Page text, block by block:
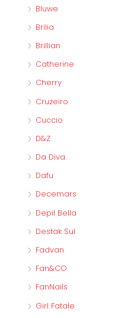
Bluwe
Brilia
Brillian
Catherine
Cherry
Cruzeiro
Cuccio
D&Z
Da Diva
Dafu
Decemars
Depil Bella
Destak Sul
Fadvan
Fan&CO
FanNails
Girl Fatale